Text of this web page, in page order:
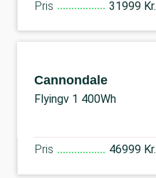
Pris 31999 Kr.
Cannondale
Flyingv 1 400Wh
Pris 46999 Kr.